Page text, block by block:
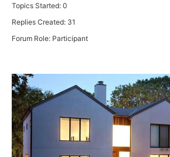
Topics Started: 0
Replies Created: 31
Forum Role: Participant